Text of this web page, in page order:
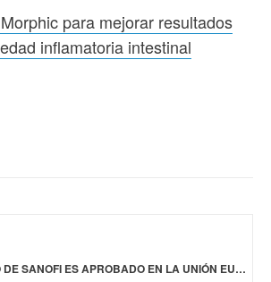
para mejorar resultados
inflamatoria intestinal
TRATAMIENTO DE SANOFI ES APROBADO EN LA UNIÓN EUROPEA PARA EPOC